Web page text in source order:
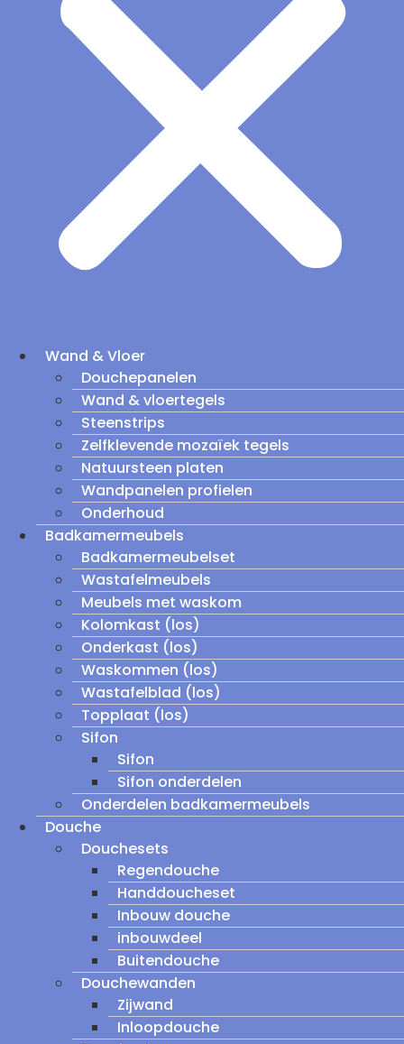
Wand & Vloer
Douchepanelen
Wand & vloertegels
Steenstrips
Zelfklevende mozaïek tegels
Natuursteen platen
Wandpanelen profielen
Onderhoud
Badkamermeubels
Badkamermeubelset
Wastafelmeubels
Meubels met waskom
Kolomkast (los)
Onderkast (los)
Waskommen (los)
Wastafelblad (los)
Topplaat (los)
Sifon
Sifon
Sifon onderdelen
Onderdelen badkamermeubels
Douche
Douchesets
Regendouche
Handdoucheset
Inbouw douche
inbouwdeel
Buitendouche
Douchewanden
Zijwand
Inloopdouche